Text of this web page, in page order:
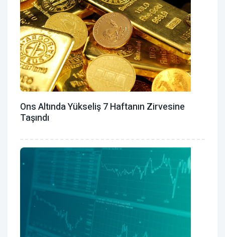
Ons Altında Yükseliş 7 Haftanın Zirvesine
Taşındı